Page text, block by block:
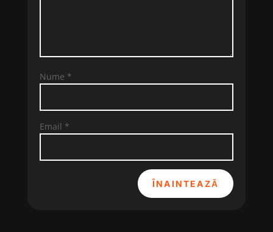
Nume *
Email *
ÎNAINTEAZĂ